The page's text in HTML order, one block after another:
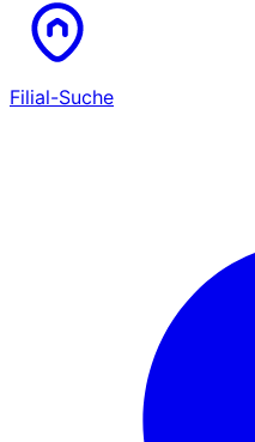
Filial-Suche